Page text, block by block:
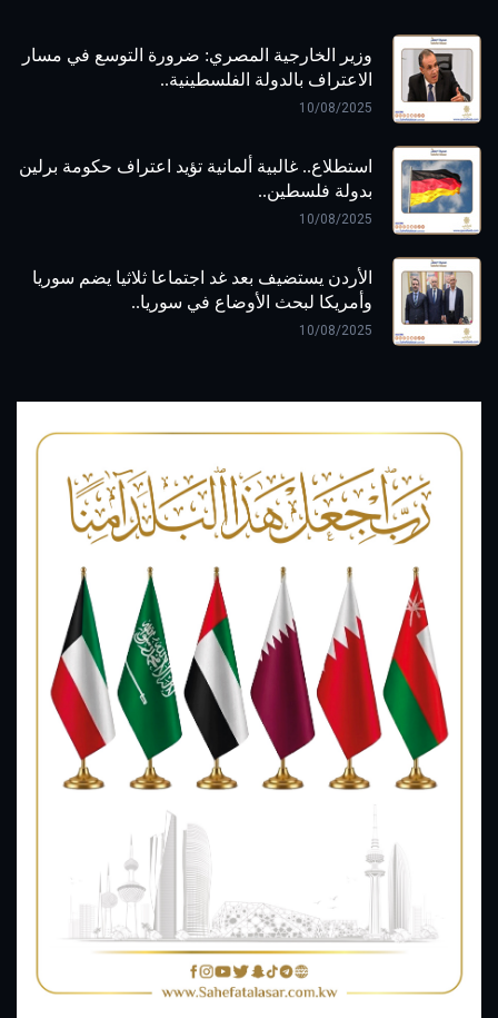
وزير الخارجية المصري: ضرورة التوسع في مسار
الاعتراف بالدولة الفلسطينية..
10/08/2025
استطلاع.. غالبية ألمانية تؤيد اعتراف حكومة برلين
بدولة فلسطين..
10/08/2025
الأردن يستضيف بعد غد اجتماعا ثلاثيا يضم سوريا
وأمريكا لبحث الأوضاع في سوريا..
10/08/2025